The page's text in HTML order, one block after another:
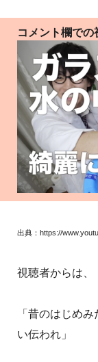
コメント欄での
出典：https://
視聴者からは、
「昔のはじめ
い伝われ」